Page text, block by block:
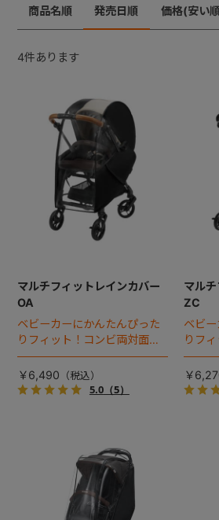
商品名順 発売日順 価格(安い
4件あります
マルチフィットレインカバー
OA
ベビーカーにかんたんぴった
りフィット！コンビ両対面式A
型ベビーカー専用のレインカ
バー。
￥6,490
5.0（5）
マル
ZC
ベビ
りフ
型ベ
バー
風やほ
￥